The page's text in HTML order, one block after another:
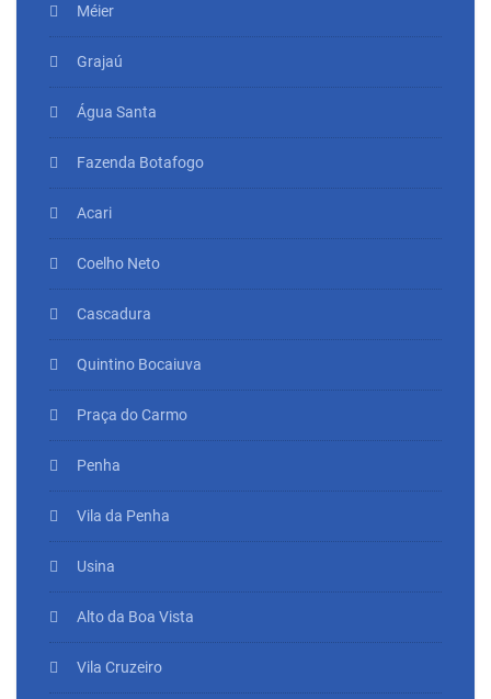
Méier
Grajaú
Água Santa
Fazenda Botafogo
Acari
Coelho Neto
Cascadura
Quintino Bocaiuva
Praça do Carmo
Penha
Vila da Penha
Usina
Alto da Boa Vista
Vila Cruzeiro